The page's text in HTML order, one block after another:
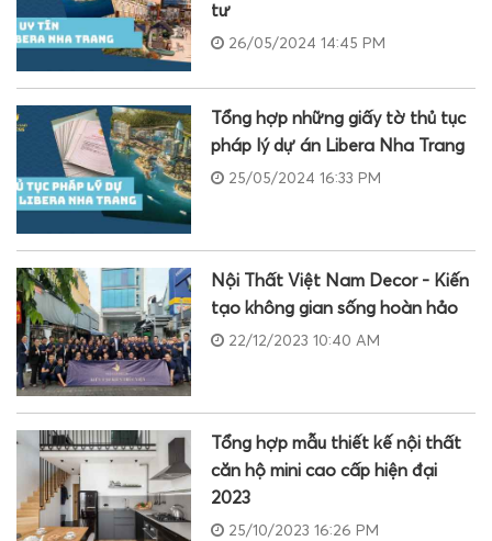
tư
26/05/2024 14:45 PM
Tổng hợp những giấy tờ thủ tục
pháp lý dự án Libera Nha Trang
25/05/2024 16:33 PM
Nội Thất Việt Nam Decor - Kiến
tạo không gian sống hoàn hảo
22/12/2023 10:40 AM
Tổng hợp mẫu thiết kế nội thất
căn hộ mini cao cấp hiện đại
2023
25/10/2023 16:26 PM